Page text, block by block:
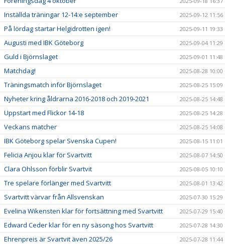
Inställda träningar 12-14:e september 2025-09-12 11:56
På lördag startar Helgidrotten igen! 2025-09-11 19:33
Augusti med IBK Göteborg 2025-09-04 11:29
Guld i Björnslaget 2025-09-01 11:48
Matchdag! 2025-08-28 10:00
Träningsmatch inför Björnslaget 2025-08-25 15:09
Nyheter kring åldrarna 2016-2018 och 2019-2021 2025-08-25 14:48
Uppstart med Flickor 14-18 2025-08-25 14:28
Veckans matcher 2025-08-25 14:08
IBK Göteborg spelar Svenska Cupen! 2025-08-15 11:01
Felicia Anjou klar för Svartvitt 2025-08-07 14:50
Clara Ohlsson förblir Svartvit 2025-08-05 10:10
Tre spelare förlänger med Svartvitt 2025-08-01 13:42
Svartvitt värvar från Allsvenskan 2025-07-30 15:29
Evelina Wikensten klar för fortsättning med Svartvitt 2025-07-29 15:40
Edward Ceder klar för en ny säsong hos Svartvitt 2025-07-28 14:30
Ehrenpreis är Svartvit även 2025/26 2025-07-28 11:44